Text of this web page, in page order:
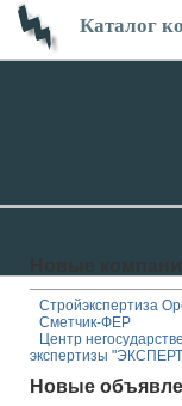
Каталог
Стройэкспертиза
Сметчик-ФЕР
Центр
экспертизы
Новые